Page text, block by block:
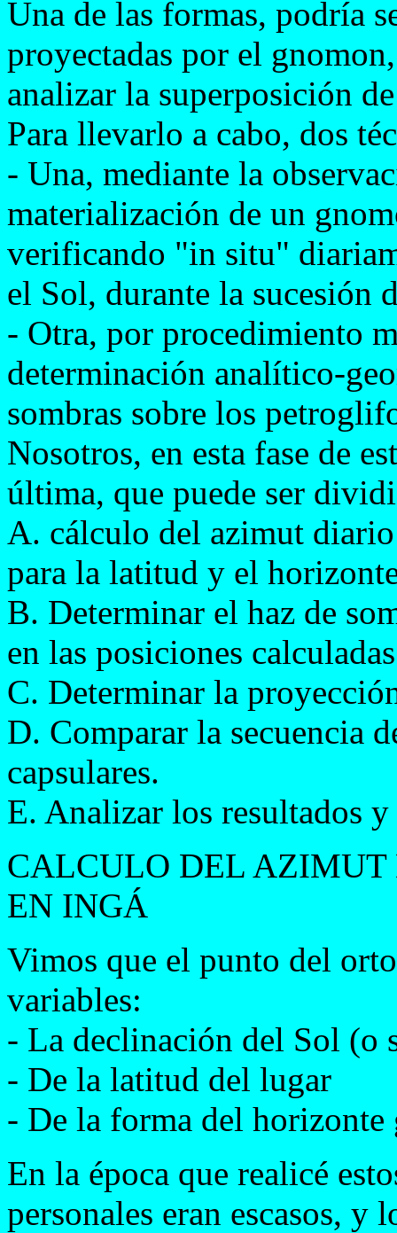
Una de las formas, podría
proyectadas por el
analizar la superposición
Para llevarlo a cabo, dos
- Una, mediante la
materialización de un
verificando "in situ"
el Sol, durante la sucesión
- Otra, por procedimiento
determinación analítico-
sombras sobre los
Nosotros, en esta fase de
última, que puede ser
A. cálculo del azimut
para la latitud y el
B. Determinar el haz de
en las posiciones
C. Determinar la
D. Comparar la secuencia
capsulares.
E. Analizar los resultados
CALCULO DEL AZIMUT
EN INGÁ
Vimos que el punto del
variables:
- La declinación del Sol (o
- De la latitud del lugar
- De la forma del horizonte
En la época que realicé
personales eran escasos, y